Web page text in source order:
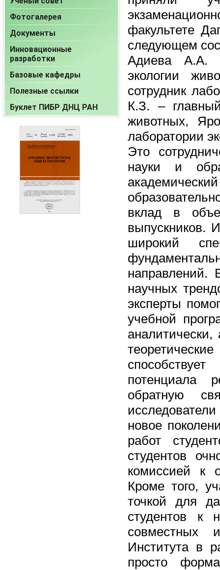
Фотогалерея
Документы
Инновационные
разработки
Базовые кафедры
Полезные ссылки
Буклет ПИБР ДНЦ РАН
факультете
следующем
Адиева А.А.
экологии
сотрудник
К.З. –
животных,
лаборатории
Это
науки и
вклад в
выпускников.
широкий
направлений.
научных
эксперты
учебной
потенциала
обратную
новое
работ
студентов
комиссией к
Кроме того,
точкой для
студентов к
совместных
Института в
просто